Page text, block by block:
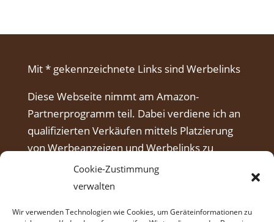
Cookie-Zustimmung
verwalten
Wir verwenden Technologien wie Cookies, um Geräteinformationen zu
Mit * gekennzeichnete Links sind Werbelinks
Diese Webseite nimmt am Amazon-
Partnerprogramm teil. Dabei verdiene ich an
qualifizierten Verkäufen mittels Platzierung
von Werbeanzeigen und Werbelinks zu